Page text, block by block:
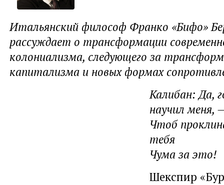
Итальянский философ Франко «Бифо»
рассуждает о трансформации
колониализма, следующего за
капитализма и новых формах
Калибан: Да,
научил меня,
Чтоб
тебя
Чума за это!
Шекспир